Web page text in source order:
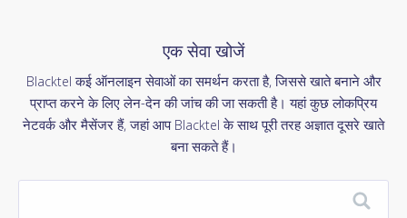
एक सेवा खोजें
Blacktel कई ऑनलाइन सेवाओं का समर्थन करता है, जिससे खाते बनाने और
प्राप्त करने के लिए लेन-देन की जांच की जा सकती है। यहां कुछ लोकप्रिय
नेटवर्क और मैसेंजर हैं, जहां आप Blacktel के साथ पूरी तरह अज्ञात दूसरे खाते
बना सकते हैं।